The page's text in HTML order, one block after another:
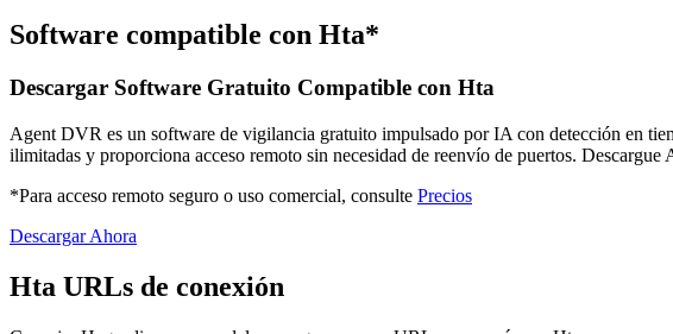
Software compatible con Hta*
Descargar Software Gratuito Compatible con Hta
Agent DVR es un software de vigilancia gratuito impulsado por IA con detección en
ilimitadas y proporciona acceso remoto sin necesidad de reenvío de puertos.
*Para acceso remoto seguro o uso comercial, consulte Precios
Descargar Ahora
Hta URLs de conexión